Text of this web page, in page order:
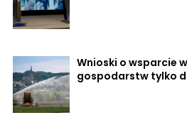
Wnioski o wsparcie
gospodarstw tylko